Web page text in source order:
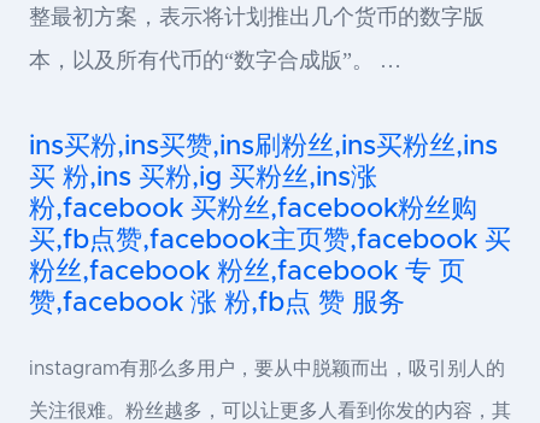
整最初方案，表示将计划推出几个货币的数字版
本，以及所有代币的“数字合成版”。 …
ins买粉,ins买赞,ins刷粉丝,ins买粉丝,ins
买 粉,ins 买粉,ig 买粉丝,ins涨
粉,facebook 买粉丝,facebook粉丝购
买,fb点赞,facebook主页赞,facebook 买
粉丝,facebook 粉丝,facebook 专 页
赞,facebook 涨 粉,fb点 赞 服务
instagram有那么多用户，要从中脱颖而出，吸引别人的
关注很难。粉丝越多，可以让更多人看到你发的内容，其